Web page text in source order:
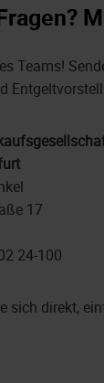
Teams!
17
24-100
sich direkt,